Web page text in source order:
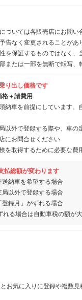
いては各販売店にお問い
告なく変更されることが
を保証するものではなく
たは一部を無断で転写、
り出し価格です
＋諸費用
納車を前提にしています
以外で登録する際や、車
にお問合せください
を取得するために必要な費
払総額が変わります
納車を希望する場合
以外で登録する場合
録月」がずれる場合
れる場合は自動車税の額が
お気に入りに登録や複数見